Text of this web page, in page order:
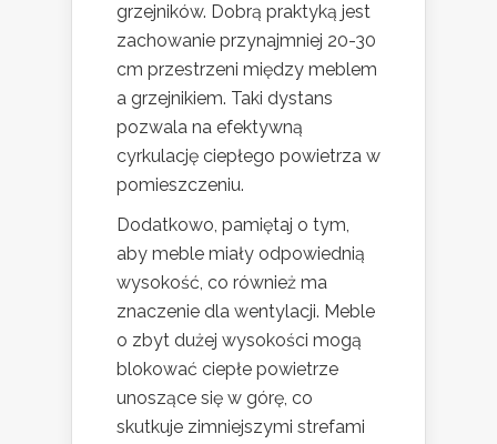
grzejników. Dobrą praktyką jest
zachowanie przynajmniej 20-30
cm przestrzeni między meblem
a grzejnikiem. Taki dystans
pozwala na efektywną
cyrkulację ciepłego powietrza w
pomieszczeniu.
Dodatkowo, pamiętaj o tym,
aby meble miały odpowiednią
wysokość, co również ma
znaczenie dla wentylacji. Meble
o zbyt dużej wysokości mogą
blokować ciepłe powietrze
unoszące się w górę, co
skutkuje zimniejszymi strefami